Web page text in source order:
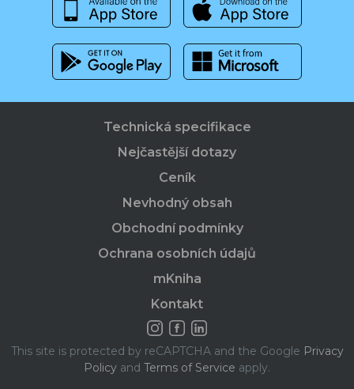
Technická specifikace
Nejčastější dotazy
Ceník
Nevhodný obsah
Obchodní podmínky
Ochrana osobních údajů
mKniha
Kontakt
This site is protected by reCAPTCHA and the Google Privacy
Policy and Terms of Service apply.